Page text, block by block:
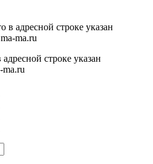
в адресной строке указан
ma.ru
строке указан